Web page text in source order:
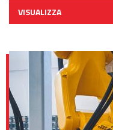
VISUALIZZA